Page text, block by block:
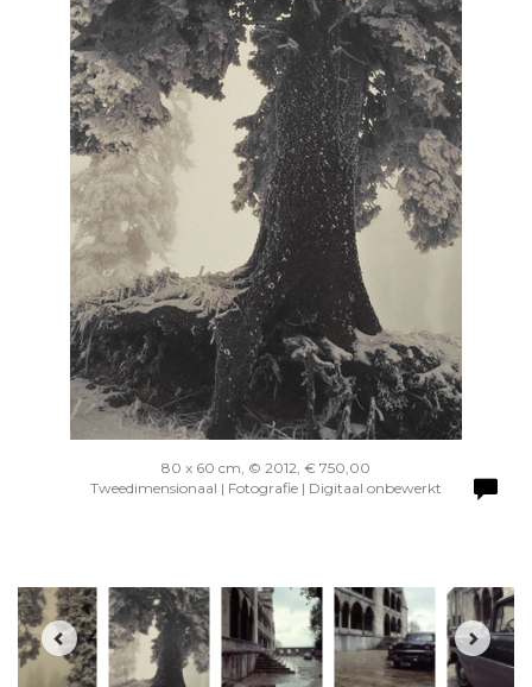
80 x 60 cm, © 2012, € 750,00
Tweedimensionaal | Fotografie | Digitaal onbewerkt